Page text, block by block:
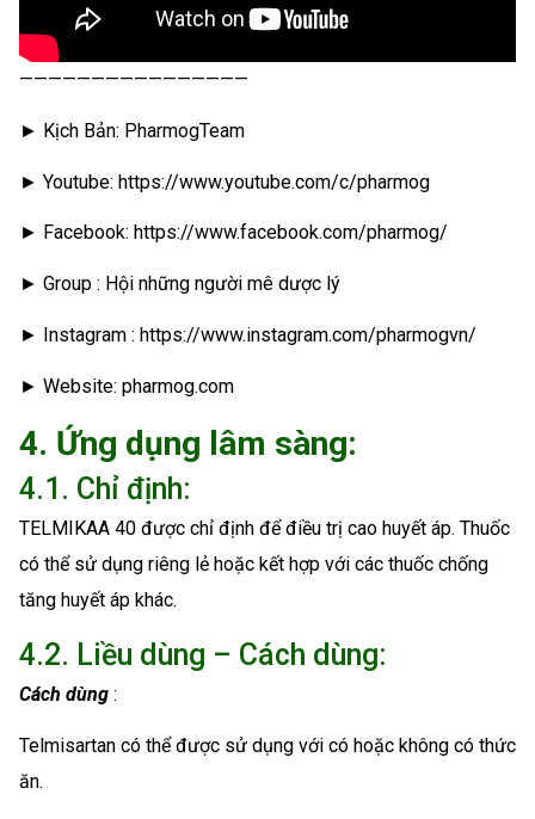
————————————————
► Kịch Bản: PharmogTeam
► Youtube: https://www.youtube.com/c/pharmog
► Facebook: https://www.facebook.com/pharmog/
► Group : Hội những người mê dược lý
► Instagram : https://www.instagram.com/pharmogvn/
► Website: pharmog.com
4. Ứng dụng lâm sàng:
4.1. Chỉ định:
TELMIKAA 40 được chỉ định để điều trị cao huyết áp. Thuốc
có thể sử dụng riêng lẻ hoặc kết hợp với các thuốc chống
tăng huyết áp khác.
4.2. Liều dùng – Cách dùng:
Cách dùng :
Telmisartan có thể được sử dụng với có hoặc không có thức
ăn.